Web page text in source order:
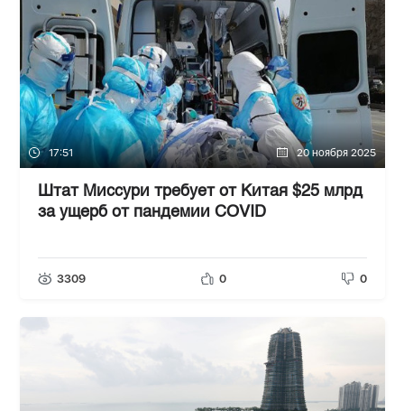
17:51 20 ноября 2025
Штат Миссури требует от Китая $25 млрд
за ущерб от пандемии COVID
3309 0 0